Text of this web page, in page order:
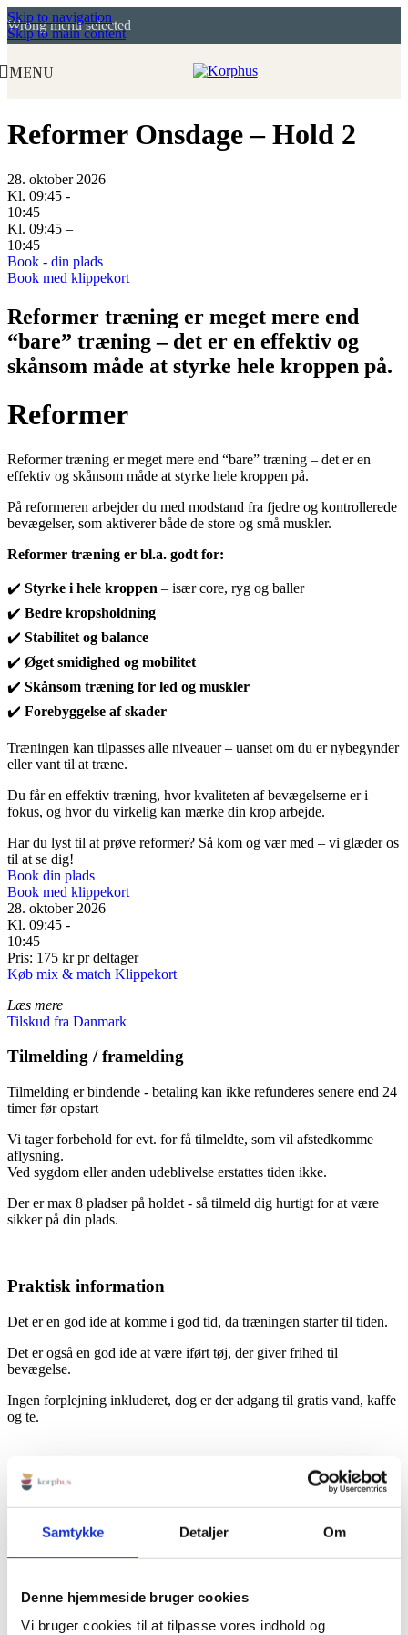
Samtykke Detaljer Om
Denne hjemmeside bruger cookies
Vi bruger cookies til at tilpasse vores indhold og
Skip to navigation
Skip to main content
Wrong menu selected
MENU
Reformer Onsdage – Hold 2
28. oktober 2026
Kl. 09:45 -
10:45
Kl. 09:45 –
10:45
Book - din plads
Book med klippekort
Reformer træning er meget mere end
“bare” træning – det er en effektiv og
skånsom måde at styrke hele kroppen på.
Reformer
Reformer træning er meget mere end “bare” træning – det er en
effektiv og skånsom måde at styrke hele kroppen på.
På reformeren arbejder du med modstand fra fjedre og kontrollerede
bevægelser, som aktiverer både de store og små muskler.
Reformer træning er bl.a. godt for:
✔️ Styrke i hele kroppen – især core, ryg og baller
✔️ Bedre kropsholdning
✔️ Stabilitet og balance
✔️ Øget smidighed og mobilitet
✔️ Skånsom træning for led og muskler
✔️ Forebyggelse af skader
Træningen kan tilpasses alle niveauer – uanset om du er nybegynder
eller vant til at træne.
Du får en effektiv træning, hvor kvaliteten af bevægelserne er i
fokus, og hvor du virkelig kan mærke din krop arbejde.
Har du lyst til at prøve reformer? Så kom og vær med – vi glæder os
til at se dig!
Book din plads
Book med klippekort
28. oktober 2026
Kl. 09:45 -
10:45
Pris: 175 kr pr deltager
Køb mix & match Klippekort
Læs mere
Tilskud fra Danmark
Tilmelding / framelding
Tilmelding er bindende - betaling kan ikke refunderes senere end 24
timer før opstart
Vi tager forbehold for evt. for få tilmeldte, som vil afstedkomme
aflysning.
Ved sygdom eller anden udeblivelse erstattes tiden ikke.
Der er max 8 pladser på holdet - så tilmeld dig hurtigt for at være
sikker på din plads.
Praktisk information
Det er en god ide at komme i god tid, da træningen starter til tiden.
Det er også en god ide at være iført tøj, der giver frihed til
bevægelse.
Ingen forplejning inkluderet, dog er der adgang til gratis vand, kaffe
og te.
KORPHUS
4930 Maribo
@2026 korphus